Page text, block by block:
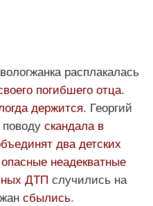
расплакалась
погибшего отца.
держится. Георгий
скандала в
два детских
опасные неадекватные
ДТП случились на
сбылись.